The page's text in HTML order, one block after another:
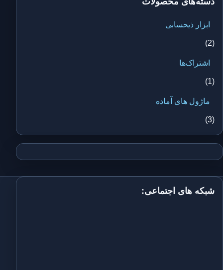
ابزار ذیحسابی
(2)
اشتراک‌ها
(1)
ماژول های آماده
(3)
شبکه های اجتماعی: